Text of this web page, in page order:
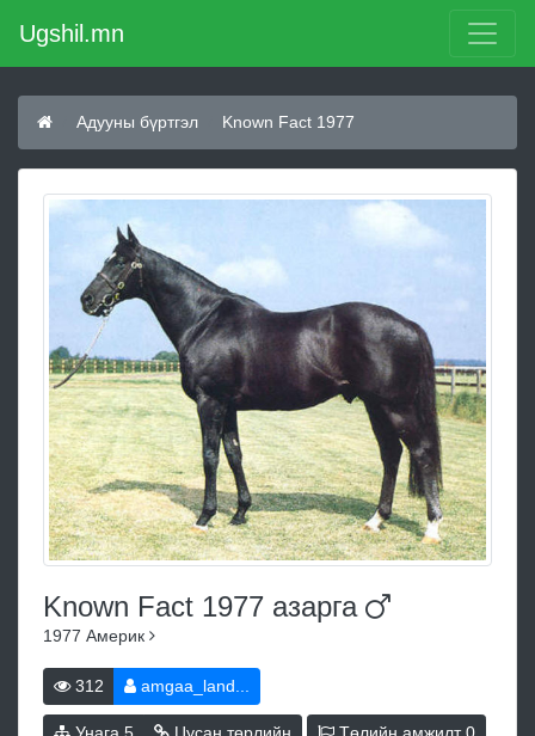
Ugshil.mn
Адууны бүртгэл Known Fact 1977
Known Fact 1977 азарга
1977 Америк
312 amgaa_land...